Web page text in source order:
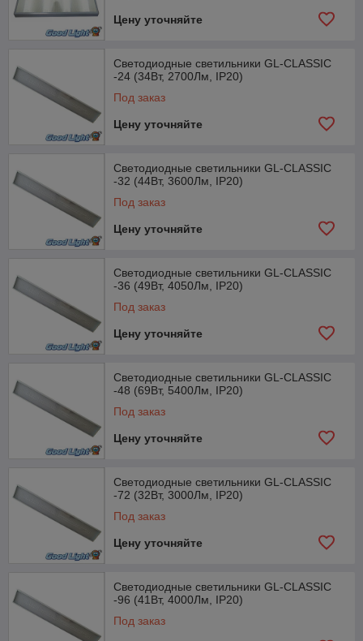
Цену уточняйте
Светодиодные светильники GL-CLASSIC
-24 (34Вт, 2700Лм, IP20)
Под заказ
Цену уточняйте
Светодиодные светильники GL-CLASSIC
-32 (44Вт, 3600Лм, IP20)
Под заказ
Цену уточняйте
Светодиодные светильники GL-CLASSIC
-36 (49Вт, 4050Лм, IP20)
Под заказ
Цену уточняйте
Светодиодные светильники GL-CLASSIC
-48 (69Вт, 5400Лм, IP20)
Под заказ
Цену уточняйте
Светодиодные светильники GL-CLASSIC
-72 (32Вт, 3000Лм, IP20)
Под заказ
Цену уточняйте
Светодиодные светильники GL-CLASSIC
-96 (41Вт, 4000Лм, IP20)
Под заказ